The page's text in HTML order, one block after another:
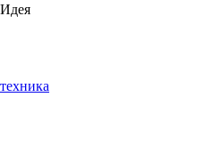
Идея